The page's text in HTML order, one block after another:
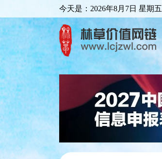
今天是： 2026年8月7日 星期五